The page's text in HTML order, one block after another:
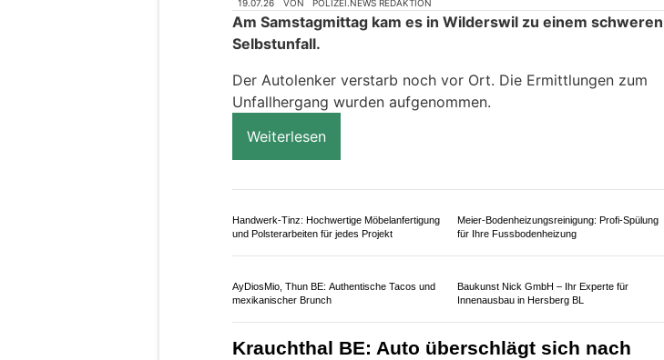
Schneiderkunst auf Mass
Künzli Schuhe: Bessere Haltung dank
Kollision mit Steinpollern – 76-Jähriger stirbt
POLIZEI.NEWS REDAKTION
Am Samstagmittag kam es in Wilderswil zu einem schweren
Selbstunfall.
Der Autolenker verstarb noch vor Ort. Die Ermittlungen zum
Unfallhergang wurden aufgenommen.